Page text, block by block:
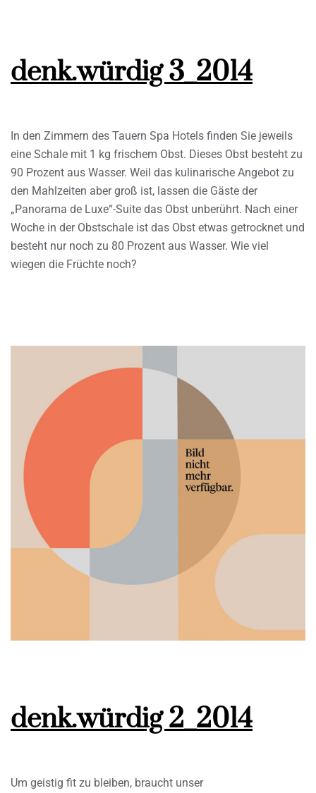
denk.würdig 3_2014
In den Zimmern des Tauern Spa Hotels finden Sie jeweils
eine Schale mit 1 kg frischem Obst. Dieses Obst besteht zu
90 Prozent aus Wasser. Weil das kulinarische Angebot zu
den Mahlzeiten aber groß ist, lassen die Gäste der
„Panorama de Luxe“-Suite das Obst unberührt. Nach einer
Woche in der Obstschale ist das Obst etwas getrocknet und
besteht nur noch zu 80 Prozent aus Wasser. Wie viel
wiegen die Früchte noch?
denk.würdig 2_2014
Um geistig fit zu bleiben, braucht unser